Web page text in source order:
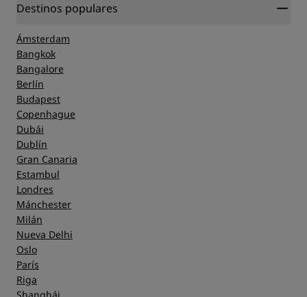
Destinos populares
Ámsterdam
Bangkok
Bangalore
Berlín
Budapest
Copenhague
Dubái
Dublín
Gran Canaria
Estambul
Londres
Mánchester
Milán
Nueva Delhi
Oslo
París
Riga